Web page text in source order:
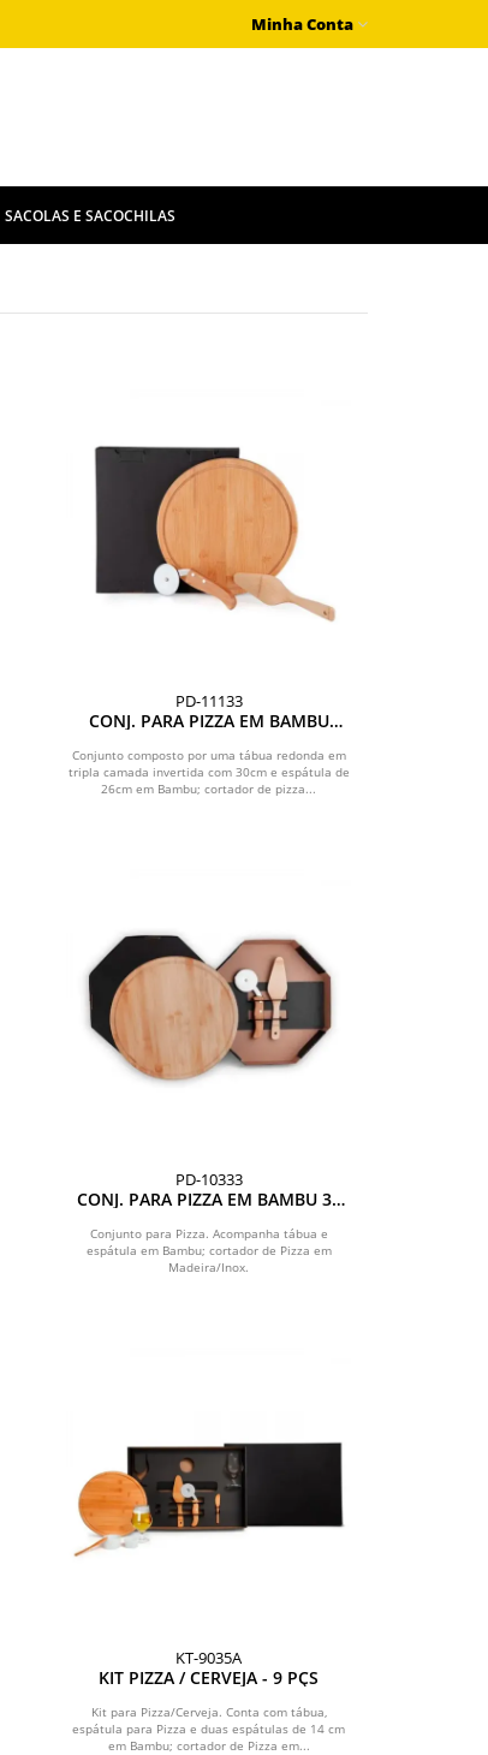
Minha Conta
SACOLAS E SACOCHILAS
PD-11133
CONJ. PARA PIZZA EM BAMBU
Conjunto composto por uma tábua redonda em
tripla camada invertida com 30cm e espátula de
26cm em Bambu; cortador de pizza...
PD-10333
CONJ. PARA PIZZA EM BAMBU 35
Conjunto para Pizza. Acompanha tábua e
espátula em Bambu; cortador de Pizza em
Madeira/Inox.
KT-9035A
KIT PIZZA / CERVEJA - 9 PÇS
Kit para Pizza/Cerveja. Conta com tábua,
espátula para Pizza e duas espátulas de 14 cm
em Bambu; cortador de Pizza em...